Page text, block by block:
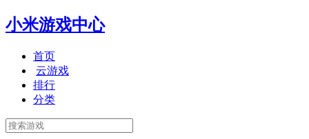
小米游戏中心
首页
云游戏
排行
分类